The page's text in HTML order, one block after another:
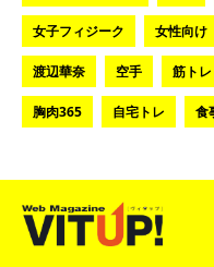
女子フィジーク 女性向け
渡辺華奈 空手 筋トレ
胸肉365 自宅トレ 食